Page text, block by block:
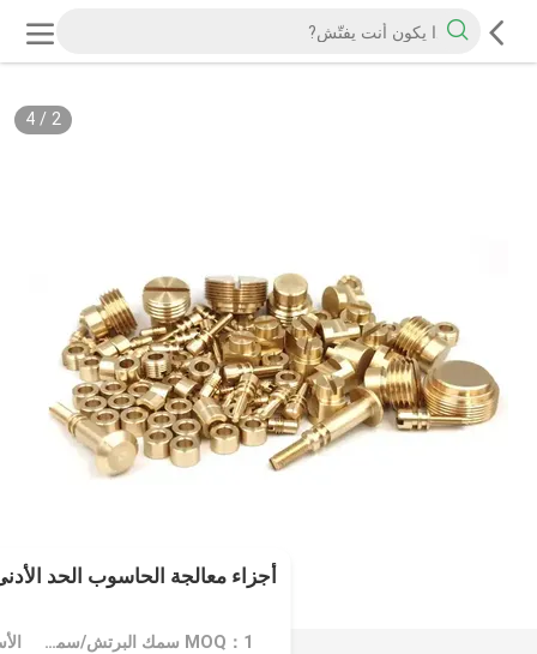
2
/
4
أجزاء معالجة الحاسوب الحد
MOQ：1 سمك البرتش/سمك البرتش